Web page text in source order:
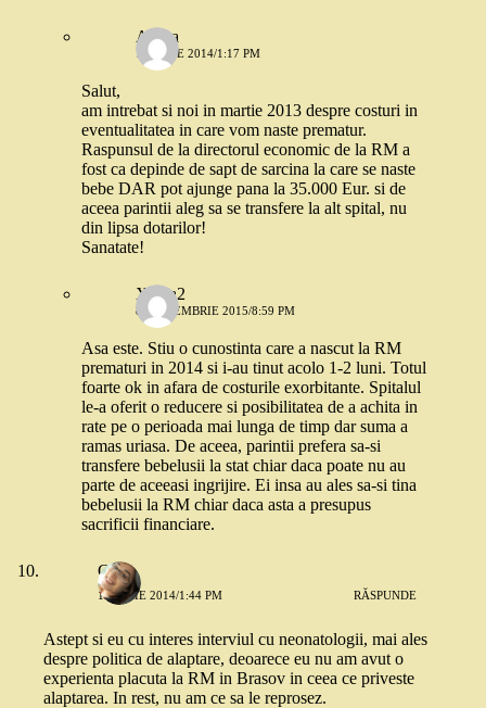
Andra
17 IULIE 2014/1:17 PM
Salut,
am intrebat si noi in martie 2013 despre costuri in
eventualitatea in care vom naste prematur.
Raspunsul de la directorul economic de la RM a
fost ca depinde de sapt de sarcina la care se naste
bebe DAR pot ajunge pana la 35.000 Eur. si de
aceea parintii aleg sa se transfere la alt spital, nu
din lipsa dotarilor!
Sanatate!
Xenia2
8 SEPTEMBRIE 2015/8:59 PM
Asa este. Stiu o cunostinta care a nascut la RM
prematuri in 2014 si i-au tinut acolo 1-2 luni. Totul
foarte ok in afara de costurile exorbitante. Spitalul
le-a oferit o reducere si posibilitatea de a achita in
rate pe o perioada mai lunga de timp dar suma a
ramas uriasa. De aceea, parintii prefera sa-si
transfere bebelusii la stat chiar daca poate nu au
parte de aceeasi ingrijire. Ei insa au ales sa-si tina
bebelusii la RM chiar daca asta a presupus
sacrificii financiare.
Geo
15 IULIE 2014/1:44 PM RĂSPUNDE
Astept si eu cu interes interviul cu neonatologii, mai ales
despre politica de alaptare, deoarece eu nu am avut o
experienta placuta la RM in Brasov in ceea ce priveste
alaptarea. In rest, nu am ce sa le reprosez.